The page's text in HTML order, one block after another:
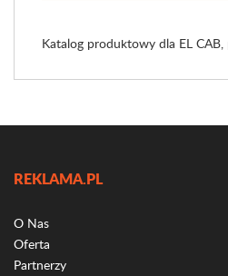
Katalog produktowy dla EL
REKLAMA.PL
O Nas
Oferta
Partnerzy